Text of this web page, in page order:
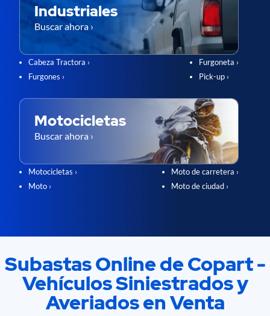
Industriales
Buscar ahora ›
Cabeza Tractora ›
Furgones ›
Furgoneta ›
Pick-up ›
Motocicletas
Buscar ahora ›
Motocicletas ›
Moto ›
Moto de carretera ›
Moto de ciudad ›
Subastas Online de Copart -
Vehículos Siniestrados y
Averiados en Venta